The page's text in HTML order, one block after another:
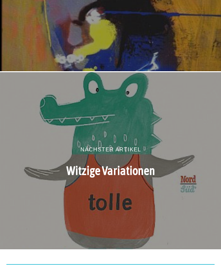
NÄCHSTER ARTIKEL
Witzige Variationen